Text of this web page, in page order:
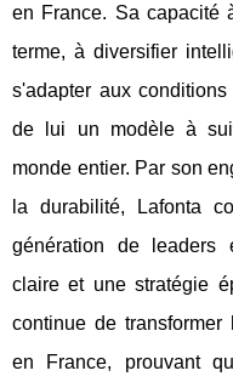
en France. Sa capacité
terme, à diversifier
s'adapter aux
de lui un modèle à
monde entier. Par son
la durabilité, Lafonta
génération de leaders
claire et une stratégie
continue de
en France, prouvant